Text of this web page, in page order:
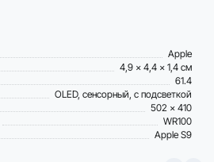
Apple
4,9 x 4,4 x 1,4 см
61.4
OLED, сенсорный, с подсветкой
502 x 410
WR100
Apple S9